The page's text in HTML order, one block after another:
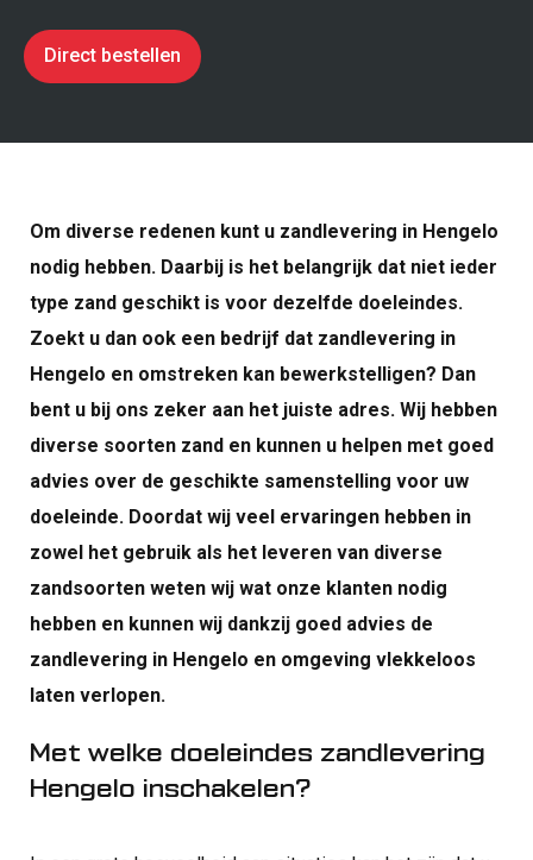
Verhuur
Direct bestellen
Om diverse redenen kunt u zandlevering in Hengelo
nodig hebben. Daarbij is het belangrijk dat niet ieder
type zand geschikt is voor dezelfde doeleindes.
Zoekt u dan ook een bedrijf dat zandlevering in
Hengelo en omstreken kan bewerkstelligen? Dan
bent u bij ons zeker aan het juiste adres. Wij hebben
diverse soorten zand en kunnen u helpen met goed
advies over de geschikte samenstelling voor uw
doeleinde. Doordat wij veel ervaringen hebben in
zowel het gebruik als het leveren van diverse
zandsoorten weten wij wat onze klanten nodig
hebben en kunnen wij dankzij goed advies de
zandlevering in Hengelo en omgeving vlekkeloos
laten verlopen.
Met welke doeleindes zandlevering
Hengelo inschakelen?